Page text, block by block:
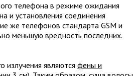
телефона в режиме ожидания
и установления соединения
же телефонов стандарта GSM и
меньшую вредность последних.
излучения являютсяфены и